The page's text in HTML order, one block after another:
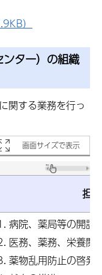
）
ター）の組織
関する業務を行っ
画面サイズで表示
担
病院、薬局等の開設
医務、薬務、栄養関
薬物乱用防止の啓発